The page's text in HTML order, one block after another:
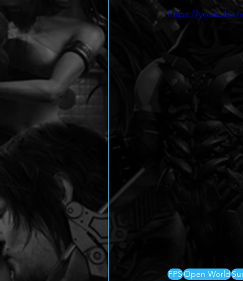
https://youtu.be/
FPSOpen World